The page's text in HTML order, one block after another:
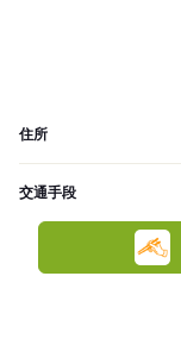
住所
交通手段